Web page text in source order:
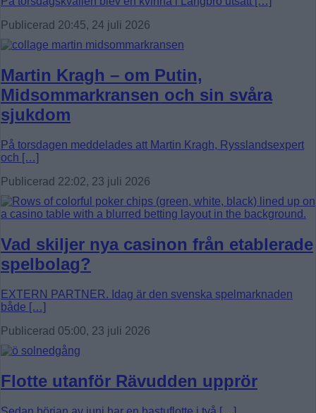
Publicerad 20:45, 24 juli 2026
Martin Kragh – om Putin,
Midsommarkransen och sin svåra
sjukdom
På torsdagen meddelades att Martin Kragh, Rysslandsexpert
och […]
Publicerad 22:02, 23 juli 2026
Vad skiljer nya casinon från etablerade
spelbolag?
EXTERN PARTNER. Idag är den svenska spelmarknaden
både […]
Publicerad 05:00, 23 juli 2026
Flotte utanför Rävudden upprör